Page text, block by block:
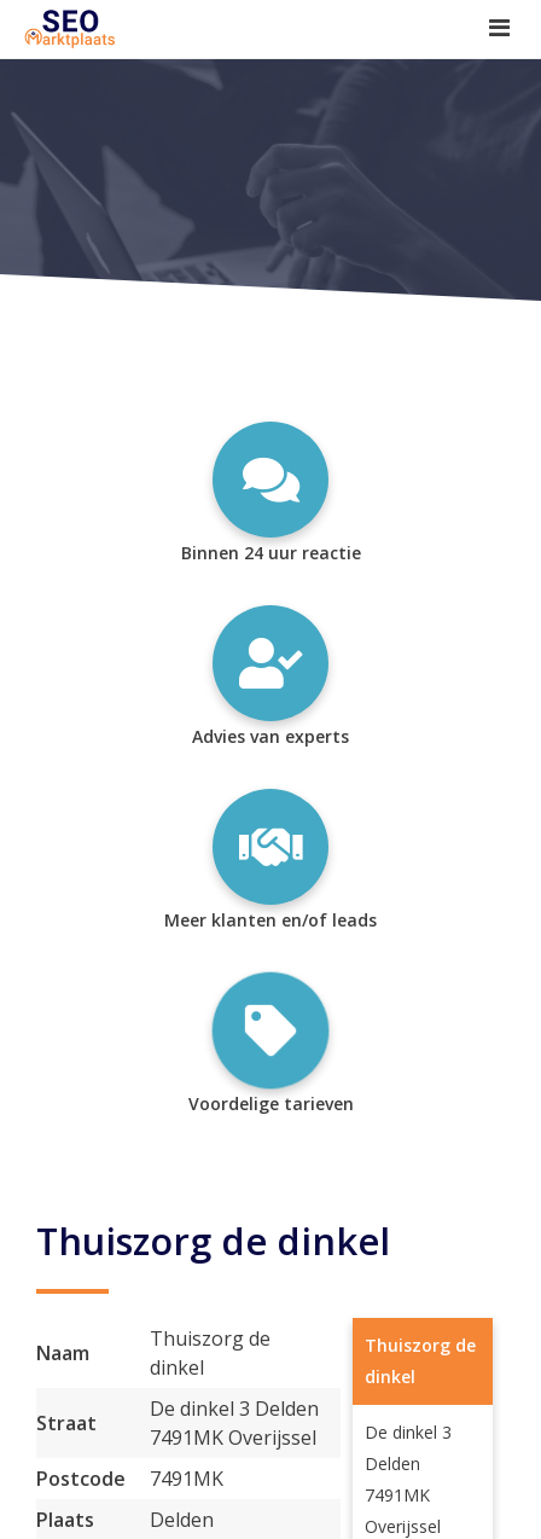
SEO tools reviews
Marketeer bij jou in de buurt?
Offerte
1. Seo voor beginners +
2. Onderzoeken +
Binnen 24 uur reactie
Advies van experts
Meer klanten en/of leads
Voordelige tarieven
Thuiszorg de dinkel
Naam
Thuiszorg de
dinkel
Straat
De dinkel 3 Delden
7491MK Overijssel
Postcode
7491MK
Plaats
Delden
Thuiszorg de
dinkel
De dinkel 3
Delden
7491MK
Overijssel